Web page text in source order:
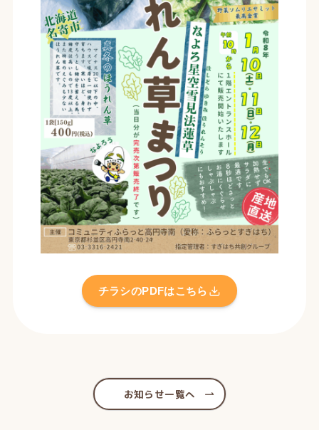
チラシのPDFはこちら
お知らせ一覧へ